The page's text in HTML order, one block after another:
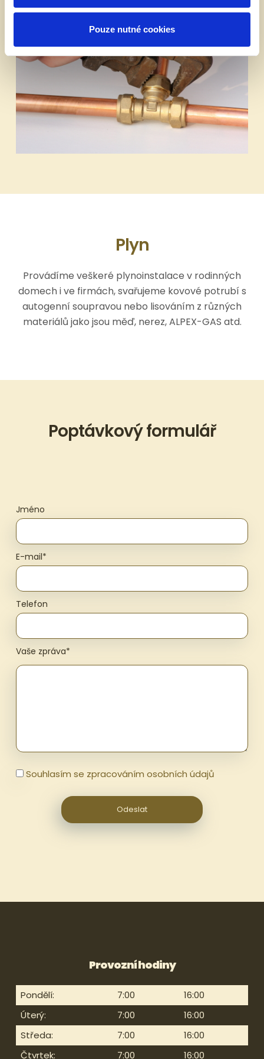
Pouze nutné cookies
Plyn
Provádíme veškeré plynoinstalace v rodinných
domech i ve firmách, svařujeme kovové potrubí s
autogenní soupravou nebo lisováním z různých
materiálů jako jsou měď, nerez, ALPEX-GAS atd.
Poptávkový formulář
Jméno
E-mail*
Telefon
Vaše zpráva*
Souhlasím se zpracováním osobních údajů
Provozní hodiny
Pondělí: 7:00
16:00
Úterý:
7:00
16:00
Středa:
7:00
16:00
Čtvrtek:
7:00 16:00